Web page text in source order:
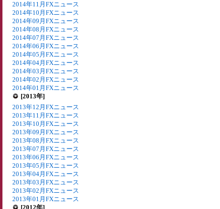
2014年11月FXニュース
2014年10月FXニュース
2014年09月FXニュース
2014年08月FXニュース
2014年07月FXニュース
2014年06月FXニュース
2014年05月FXニュース
2014年04月FXニュース
2014年03月FXニュース
2014年02月FXニュース
2014年01月FXニュース
[2013年]
2013年12月FXニュース
2013年11月FXニュース
2013年10月FXニュース
2013年09月FXニュース
2013年08月FXニュース
2013年07月FXニュース
2013年06月FXニュース
2013年05月FXニュース
2013年04月FXニュース
2013年03月FXニュース
2013年02月FXニュース
2013年01月FXニュース
[2012年]